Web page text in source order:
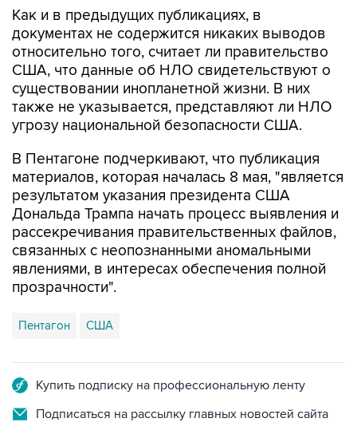
Как и в предыдущих публикациях, в
документах не содержится никаких выводов
относительно того, считает ли правительство
США, что данные об НЛО свидетельствуют о
существовании инопланетной жизни. В них
также не указывается, представляют ли НЛО
угрозу национальной безопасности США.
В Пентагоне подчеркивают, что публикация
материалов, которая началась 8 мая, "является
результатом указания президента США
Дональда Трампа начать процесс выявления и
рассекречивания правительственных файлов,
связанных с неопознанными аномальными
явлениями, в интересах обеспечения полной
прозрачности".
Пентагон США
Купить подписку на профессиональную ленту
Подписаться на рассылку главных новостей сайта